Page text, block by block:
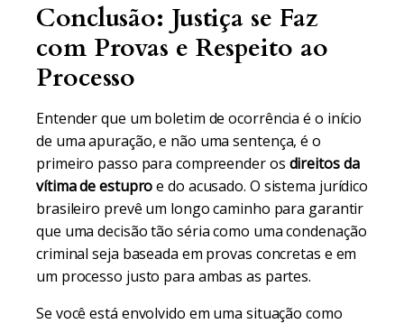
Conclusão: Justiça se Faz
com Provas e Respeito ao
Processo
Entender que um boletim de ocorrência é o início
de uma apuração, e não uma sentença, é o
primeiro passo para compreender os direitos da
vítima de estuproe do acusado. O sistema jurídico
brasileiro prevê um longo caminho para garantir
que uma decisão tão séria como uma condenação
criminal seja baseada em provas concretas e em
um processo justo para ambas as partes.
Se você está envolvido em uma situação como